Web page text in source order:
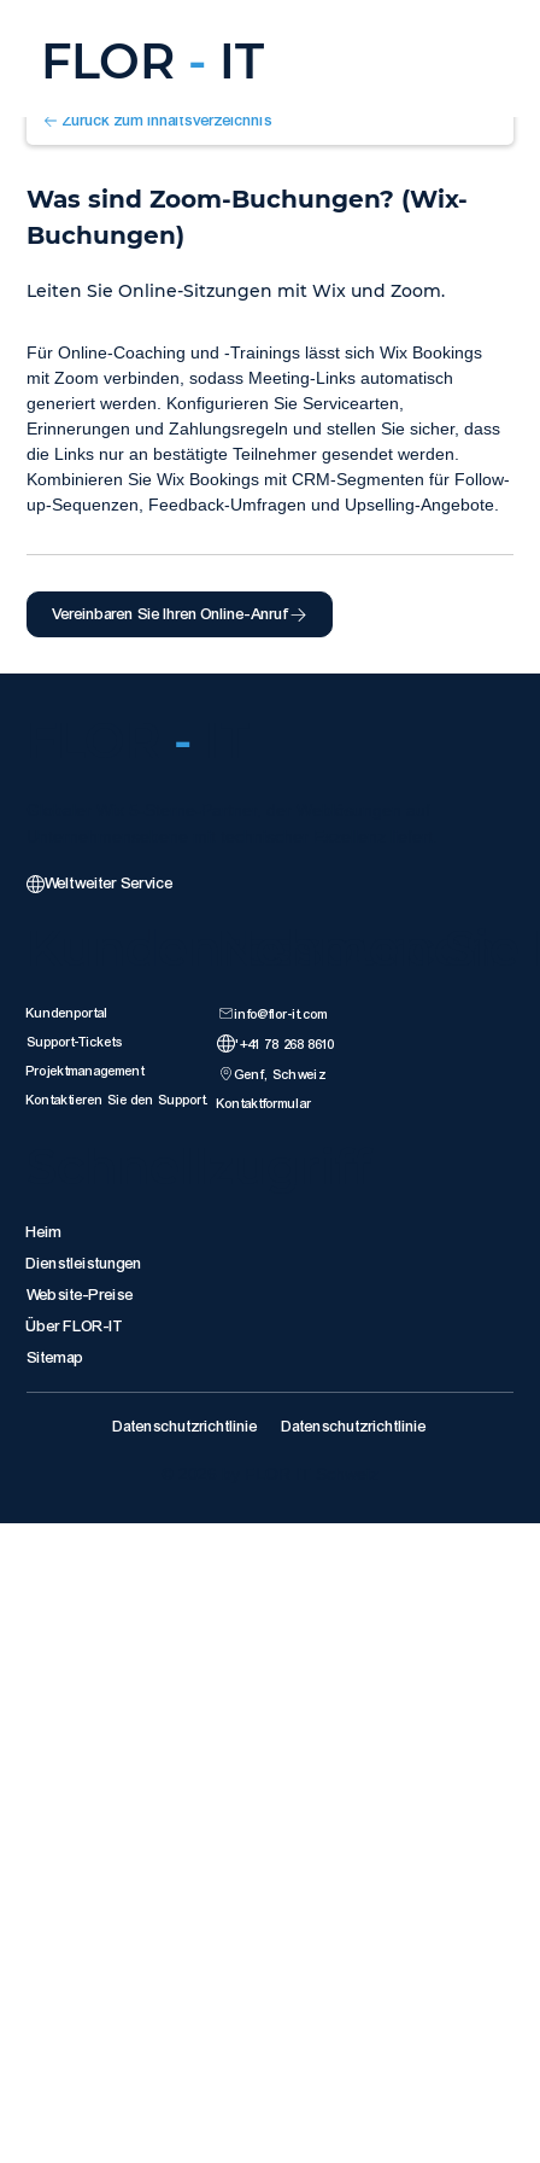
FLOR - IT
Zurück zum Inhaltsverzeichnis
Was sind Zoom-Buchungen? (Wix-
Buchungen)
Leiten Sie Online-Sitzungen mit Wix und Zoom.
Für Online-Coaching und -Trainings lässt sich Wix Bookings
mit Zoom verbinden, sodass Meeting-Links automatisch
generiert werden. Konfigurieren Sie Servicearten,
Erinnerungen und Zahlungsregeln und stellen Sie sicher, dass
die Links nur an bestätigte Teilnehmer gesendet werden.
Kombinieren Sie Wix Bookings mit CRM-Segmenten für Follow-
up-Sequenzen, Feedback-Umfragen und Upselling-Angebote.
Vereinbaren Sie Ihren Online-Anruf
-
Weltweiter Service
Kundenportal
Support-Tickets
Projektmanagement
Kontaktieren Sie den Support.
info@flor-it.com
'+41 78 268 8610
Genf, Schweiz
Kontaktformular
Heim
Dienstleistungen
Website-Preise
Über FLOR-IT
Sitemap
Datenschutzrichtlinie Datenschutzrichtlinie